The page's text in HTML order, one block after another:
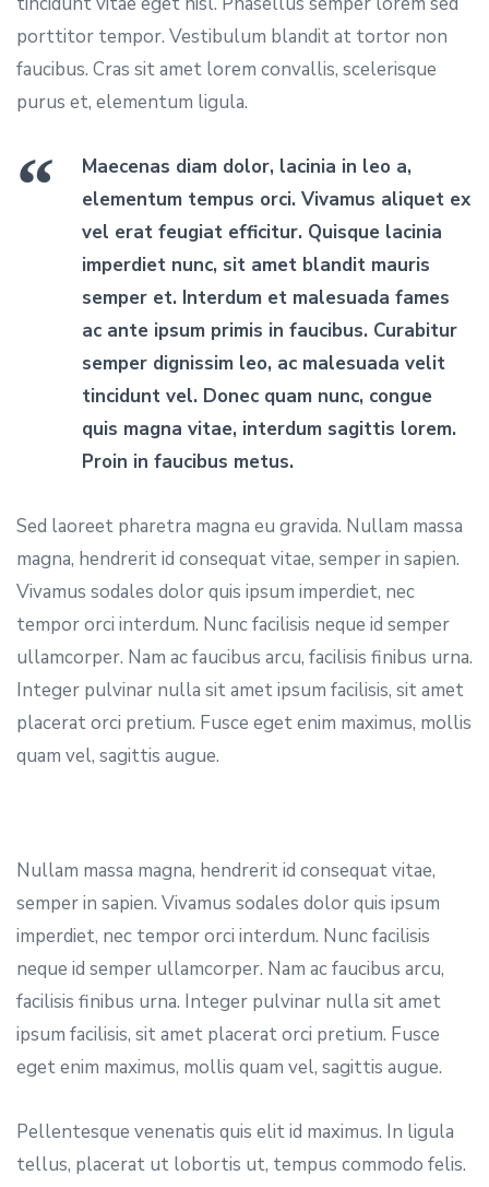
porttitor tempor. Vestibulum blandit at tortor non
faucibus. Cras sit amet lorem convallis, scelerisque
purus et, elementum ligula.
Maecenas diam dolor, lacinia in leo a,
elementum tempus orci. Vivamus aliquet ex
vel erat feugiat efficitur. Quisque lacinia
imperdiet nunc, sit amet blandit mauris
semper et. Interdum et malesuada fames
ac ante ipsum primis in faucibus. Curabitur
semper dignissim leo, ac malesuada velit
tincidunt vel. Donec quam nunc, congue
quis magna vitae, interdum sagittis lorem.
Proin in faucibus metus.
Sed laoreet pharetra magna eu gravida. Nullam massa
magna, hendrerit id consequat vitae, semper in sapien.
Vivamus sodales dolor quis ipsum imperdiet, nec
tempor orci interdum. Nunc facilisis neque id semper
ullamcorper. Nam ac faucibus arcu, facilisis finibus urna.
Integer pulvinar nulla sit amet ipsum facilisis, sit amet
placerat orci pretium. Fusce eget enim maximus, mollis
quam vel, sagittis augue.
Nullam massa magna, hendrerit id consequat vitae,
semper in sapien. Vivamus sodales dolor quis ipsum
imperdiet, nec tempor orci interdum. Nunc facilisis
neque id semper ullamcorper. Nam ac faucibus arcu,
facilisis finibus urna. Integer pulvinar nulla sit amet
ipsum facilisis, sit amet placerat orci pretium. Fusce
eget enim maximus, mollis quam vel, sagittis augue.
Pellentesque venenatis quis elit id maximus. In ligula
tellus, placerat ut lobortis ut, tempus commodo felis.